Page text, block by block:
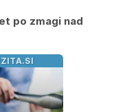
po zmagi nad